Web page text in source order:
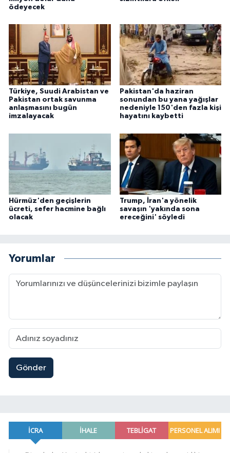
ödeyecek
Türkiye, Suudi Arabistan ve
Pakistan ortak savunma
anlaşmasını bugün
imzalayacak
Pakistan'da haziran
sonundan bu yana yağışlar
nedeniyle 150'den fazla kişi
hayatını kaybetti
Hürmüz'den geçişlerin
ücreti, sefer hacmine bağlı
olacak
Trump, İran'a yönelik
savaşın 'yakında sona
ereceğini' söyledi
Yorumlar
Gönder